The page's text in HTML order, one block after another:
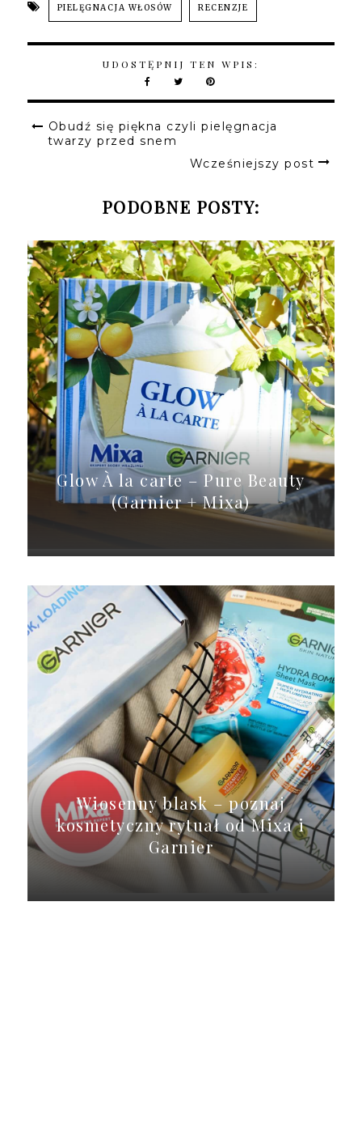
PIELĘGNACJA WŁOSÓW RECENZJE
UDOSTĘPNIJ TEN WPIS:
Obudź się piękna czyli pielęgnacja
twarzy przed snem
Wcześniejszy post
PODOBNE POSTY:
Glow À la carte – Pure Beauty
(Garnier + Mixa)
Wiosenny blask – poznaj
kosmetyczny rytuał od Mixa i
Garnier